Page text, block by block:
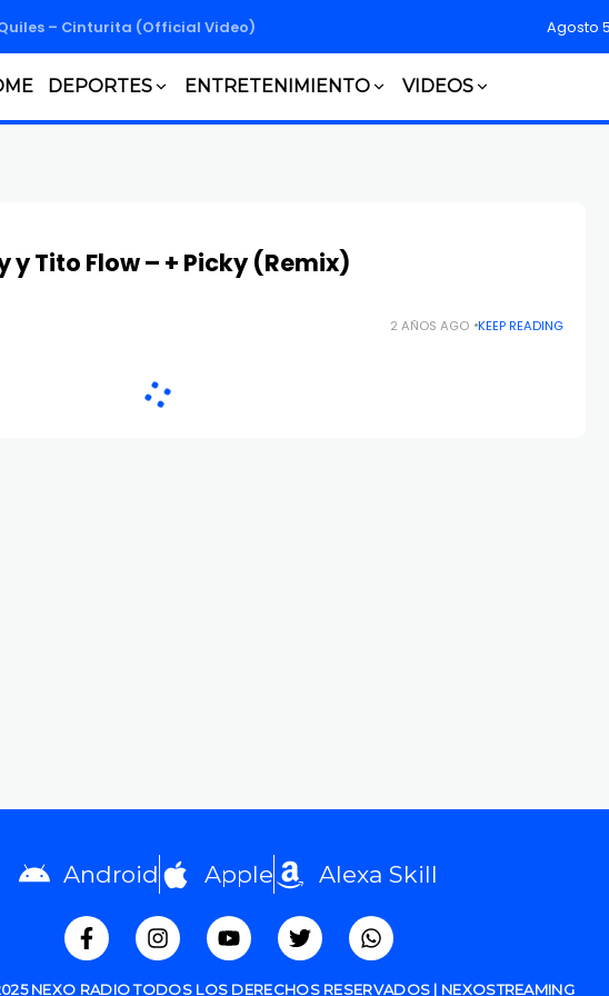
– Cinturita (Official Video) Agosto
DEPORTES ENTRETENIMIENTO VIDEOS
y Tito Flow – + Picky (Remix)
2 AÑOS AGO KEEP READING
Android Apple Alexa Skill
NEXO RADIO TODOS LOS DERECHOS RESERVADOS | NEXOSTREAMING